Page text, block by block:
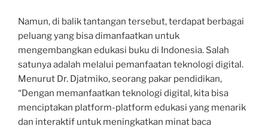
Namun, di balik tantangan tersebut, terdapat berbagai
peluang yang bisa dimanfaatkan untuk
mengembangkan edukasi buku di Indonesia. Salah
satunya adalah melalui pemanfaatan teknologi digital.
Menurut Dr. Djatmiko, seorang pakar pendidikan,
“Dengan memanfaatkan teknologi digital, kita bisa
menciptakan platform-platform edukasi yang menarik
dan interaktif untuk meningkatkan minat baca